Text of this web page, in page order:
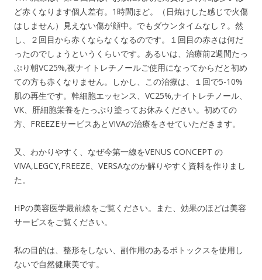
ど赤くなります個人差有。1時間ほど。（日焼けした感じで火傷
はしません）見えない傷が顔中。でもダウンタイムなし？。然
し、２回目から赤くならなくなるのです。１回目の赤さは何だ
ったのでしょうというくらいです。あるいは、治療前2週間たっ
ぷり朝VC25%,夜ナイトレチノールご使用になってからだと初め
ての方も赤くなりません。しかし、この治療は、１回で5-10%
肌の再生です。幹細胞エッセンス、VC25%,ナイトレチノール、
VK、肝細胞栄養をたっぷり塗ってお休みください。初めての
方、FREEZEサービスあとVIVAの治療をさせていただきます。
又、わかりやすく、なぜ今第一線をVENUS CONCEPT の
VIVA,LEGCY,FREEZE、VERSAなのか解りやすく資料を作りまし
た。
HPの美容医学最前線をご覧ください。また、効果のほどは美容
サービスをご覧ください。
私の目的は、整形をしない、副作用のあるボトックスを使用し
ないで自然健康美です。